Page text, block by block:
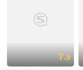
7.9